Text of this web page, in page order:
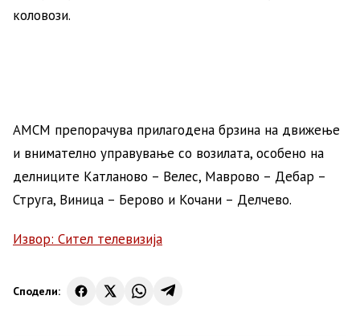
коловози.
АМСМ препорачува прилагодена брзина на движење
и внимателно управување со возилата, особено на
делниците Катланово – Велес, Маврово – Дебар –
Струга, Виница – Берово и Кочани – Делчево.
Извор: Сител телевизија
Сподели: